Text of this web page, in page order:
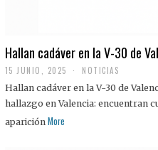
Hallan cadáver en la V-30 de
15 JUNIO, 2025 NOTICIAS
Hallan cadáver en la V-30 de
hallazgo en Valencia: encuentran
aparición More